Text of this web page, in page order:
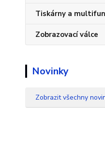
Tiskárny a
Zobrazovací válce
Novinky
Zobrazit všechny